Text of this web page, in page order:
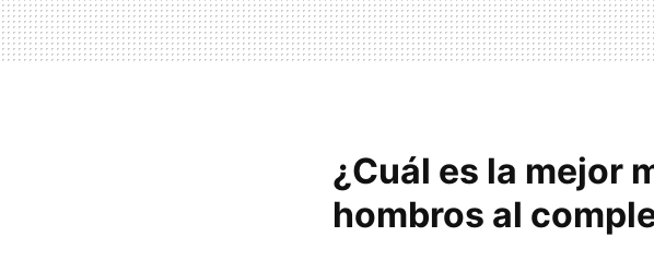
¿Cuál es la mejor
hombros al